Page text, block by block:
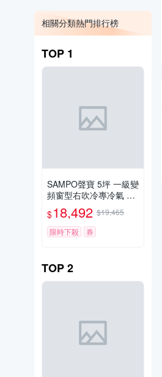
相關分類熱門排行榜
TOP 1
SAMPO聲寶 5坪 一級變
頻窗型右吹冷專冷氣 含
基本安裝+舊機回收
$18,492 $19,465
限時下殺
券
TOP2